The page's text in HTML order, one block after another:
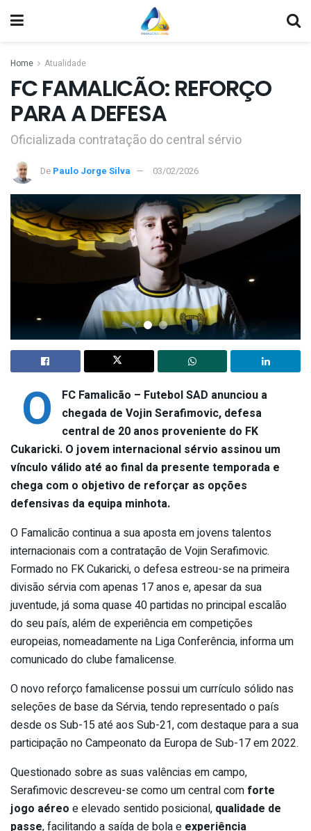
Home Atualidade
FC FAMALICÃO: REFORÇO
PARA A DEFESA
Oficializada contratação do central sérvio
De Paulo Jorge Silva 03/02/2026
O
FC Famalicão – Futebol SAD anunciou a
chegada de Vojin Serafimovic, defesa
central de 20 anos proveniente do FK
Cukaricki. O jovem internacional sérvio assinou um
vínculo válido até ao final da presente temporada e
chega com o objetivo de reforçar as opções
defensivas da equipa minhota.
O Famalicão continua a sua aposta em jovens talentos
internacionais com a contratação de Vojin Serafimovic.
Formado no FK Cukaricki, o defesa estreou-se na primeira
divisão sérvia com apenas 17 anos e, apesar da sua
juventude, já soma quase 40 partidas no principal escalão
do seu país, além de experiência em competições
europeias, nomeadamente na Liga Conferência, informa um
comunicado do clube famalicense.
O novo reforço famalicense possui um currículo sólido nas
seleções de base da Sérvia, tendo representado o país
desde os Sub-15 até aos Sub-21, com destaque para a sua
participação no Campeonato da Europa de Sub-17 em 2022.
Questionado sobre as suas valências em campo,
Serafimovic descreveu-se como um central com forte
jogo aéreo e elevado sentido posicional, qualidade de
passe, facilitando a saída de bola e experiência